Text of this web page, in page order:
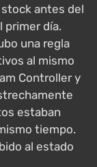
antes del
primer día.
una regla
al mismo
Controller y
estaban
tiempo.
al estado